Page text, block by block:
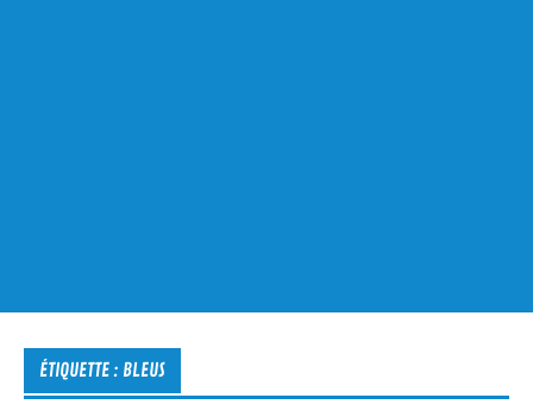
ÉTIQUETTE : BLEUS